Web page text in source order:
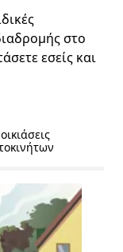
στο
εσείς και